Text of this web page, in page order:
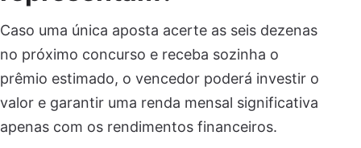
Caso uma única aposta acerte as seis dezenas
no próximo concurso e receba sozinha o
prêmio estimado, o vencedor poderá investir o
valor e garantir uma renda mensal significativa
apenas com os rendimentos financeiros.